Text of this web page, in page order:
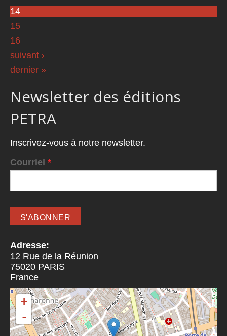
14
15
16
suivant ›
dernier »
Newsletter des éditions
PETRA
Inscrivez-vous à notre newsletter.
Courriel *
Adresse:
12 Rue de la Réunion
75020 PARIS
France
+
-